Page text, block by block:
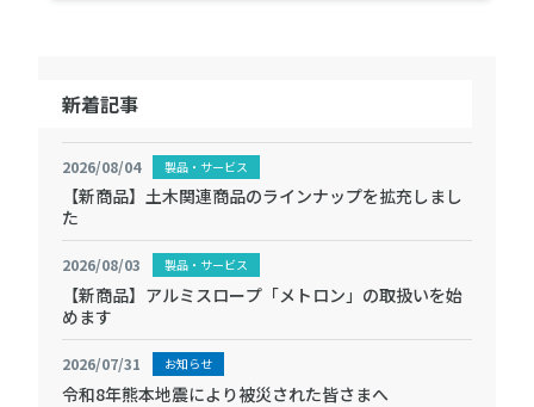
新着記事
2026/08/04 製品・サービス
【新商品】土木関連商品のラインナップを拡充しまし
た
2026/08/03 製品・サービス
【新商品】アルミスロープ「メトロン」の取扱いを始
めます
2026/07/31 お知らせ
令和8年熊本地震により被災された皆さまへ